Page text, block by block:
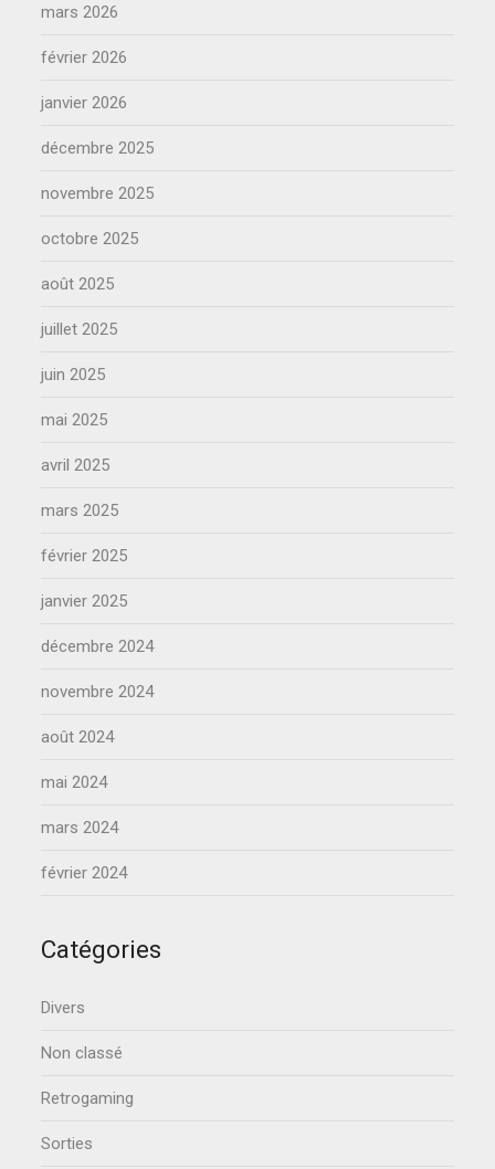
mars 2026
février 2026
janvier 2026
décembre 2025
novembre 2025
octobre 2025
août 2025
juillet 2025
juin 2025
mai 2025
avril 2025
mars 2025
février 2025
janvier 2025
décembre 2024
novembre 2024
août 2024
mai 2024
mars 2024
février 2024
Catégories
Divers
Non classé
Retrogaming
Sorties